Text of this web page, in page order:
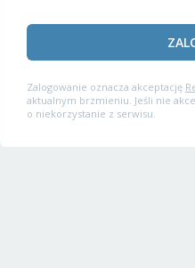
Zalogowanie oznacza akceptację
aktualnym brzmieniu. Jeśli nie
o niekorzystanie z serwisu.